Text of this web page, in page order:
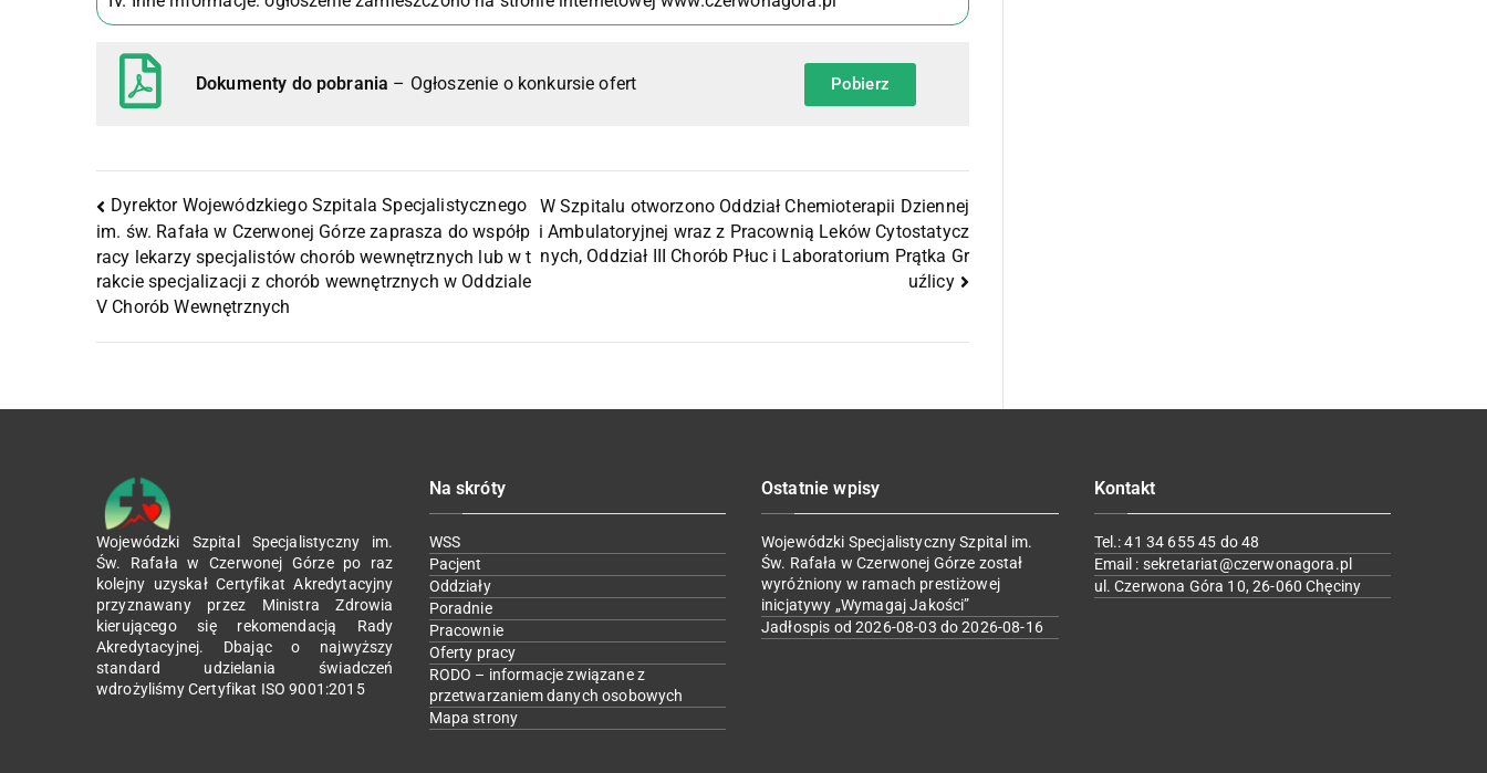
Dokumenty do pobrania – Ogłoszenie o konkursie ofert Pobierz
Dyrektor Wojewódzkiego Szpitala Specjalistycznego
im. św. Rafała w Czerwonej Górze zaprasza do współp
racy lekarzy specjalistów chorób wewnętrznych lub w t
rakcie specjalizacji z chorób wewnętrznych w Oddziale
V Chorób Wewnętrznych
W Szpitalu otworzono Oddział Chemioterapii Dziennej
i Ambulatoryjnej wraz z Pracownią Leków Cytostatycz
nych, Oddział III Chorób Płuc i Laboratorium Prątka Gr
uźlicy
Wojewódzki Szpital Specjalistyczny im.
Św. Rafała w Czerwonej Górze po raz
kolejny uzyskał Certyfikat Akredytacyjny
przyznawany przez Ministra Zdrowia
kierującego się rekomendacją Rady
Akredytacyjnej. Dbając o najwyższy
standard udzielania świadczeń
wdrożyliśmy Certyfikat ISO 9001:2015
Na skróty
WSS
Pacjent
Oddziały
Poradnie
Pracownie
Oferty pracy
RODO – informacje związane z
przetwarzaniem danych osobowych
Mapa strony
Ostatnie wpisy
Wojewódzki Specjalistyczny Szpital im.
Św. Rafała w Czerwonej Górze został
wyróżniony w ramach prestiżowej
inicjatywy „Wymagaj Jakości”
Jadłospis od 2026-08-03 do 2026-08-16
Kontakt
Tel.: 41 34 655 45 do 48
Email : sekretariat@czerwonagora.pl
ul. Czerwona Góra 10, 26-060 Chęciny